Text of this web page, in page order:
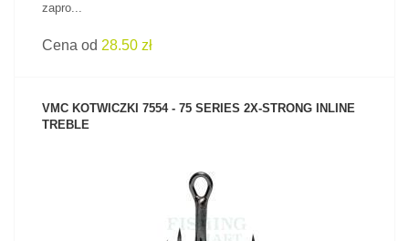
zapro...
Cena od 28.50 zł
VMC KOTWICZKI 7554 - 75 SERIES 2X-STRONG INLINE
TREBLE
ZOBACZ PRODUKT